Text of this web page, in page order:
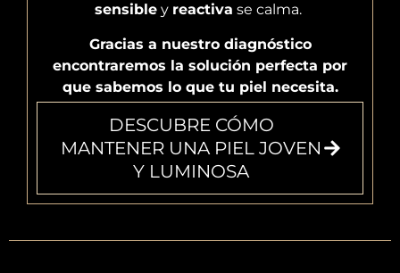
sensible y reactiva se calma.
Gracias a nuestro diagnóstico
encontraremos la solución perfecta por
que sabemos lo que tu piel necesita.
DESCUBRE CÓMO
MANTENER UNA PIEL JOVEN
Y LUMINOSA